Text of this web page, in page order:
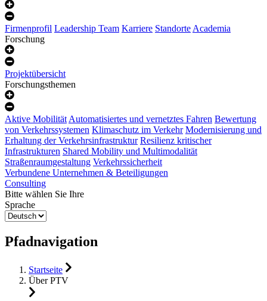
Firmenprofil Leadership Team Karriere StandorteAcademia
Forschung
Projektübersicht
Forschungsthemen
Aktive MobilitätAutomatisiertes und vernetztes Fahren Bewertung
von Verkehrssystemen Klimaschutz im Verkehr Modernisierung und
Erhaltung der Verkehrsinfrastruktur Resilienz kritischer
Infrastrukturen Shared Mobility und Multimodalität
Straßenraumgestaltung Verkehrssicherheit
Verbundene Unternehmen & Beteiligungen
Consulting
Bitte wählen Sie Ihre
Sprache
Pfadnavigation
Startseite
Über PTV